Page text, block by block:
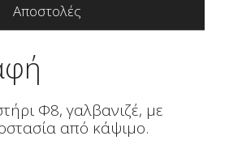
Αποστολές
Φ8, γαλβανιζέ, με
από κάψιμο.